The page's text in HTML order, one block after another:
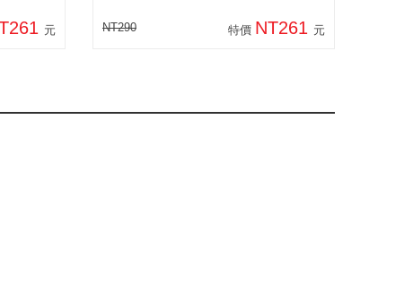
元 NT290 特價 NT261 元